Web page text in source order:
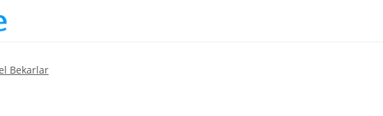
Bekarlar